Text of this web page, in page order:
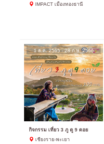
IMPACT เมืองทองธานี
1 ธ.ค. 2565 - 28 ก.พ. 2566
กิจกรรม เที่ยว 3 ภู ดู 9 ดอย
เชียงราย-พะเยา